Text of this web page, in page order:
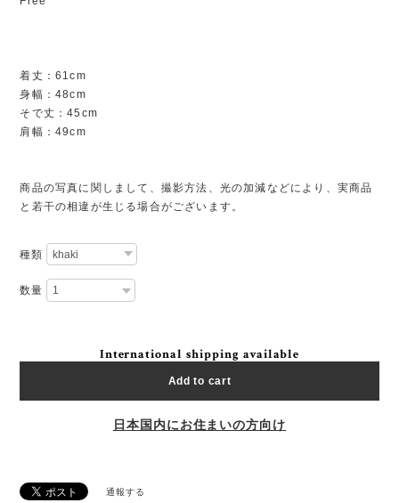
着丈：61cm
身幅：48cm
そで丈：45cm
肩幅：49cm
商品の写真に関しまして、撮影方法、光の加減などにより、実商品
と若干の相違が生じる場合がございます。
種類
数量
International shipping available
Add to cart
日本国内にお住まいの方向け
通報する